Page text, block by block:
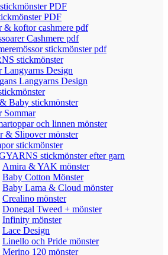
PDF
PDF
& koftor cashmere pdf
Cashmere pdf
stickmönster pdf
stickmönster
Langyarns Design
Langyarns Design
Baby stickmönster
Sommar
och linnen mönster
& Slipover mönster
stickmönster
stickmönster efter garn
Amira & YAK mönster
Baby Cotton Mönster
Baby Lama & Cloud mönster
Crealino mönster
Donegal Tweed + mönster
Infinity mönster
Lace Design
Linello och Pride mönster
Merino 120 mönster